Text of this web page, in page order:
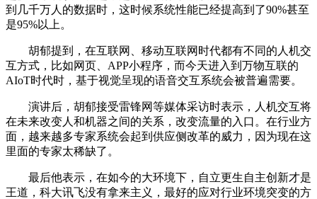
到几千万人的数据时，这时候系统性能已经提高到了90%甚至
是95%以上。
胡郁提到，在互联网、移动互联网时代都有不同的人机交
互方式，比如网页、APP小程序，而今天进入到万物互联的
AIoT时代时，基于视觉呈现的语音交互系统会被普遍需要。
演讲后，胡郁接受雷锋网等媒体采访时表示，人机交互将
在未来改变人和机器之间的关系，改变流量的入口。在行业方
面，越来越多专家系统会起到供应侧改革的威力，因为现在这
里面的专家太稀缺了。
最后他表示，在如今的大环境下，自立更生自主创新才是
王道，科大讯飞没有拿来主义，最好的应对行业环境突变的方